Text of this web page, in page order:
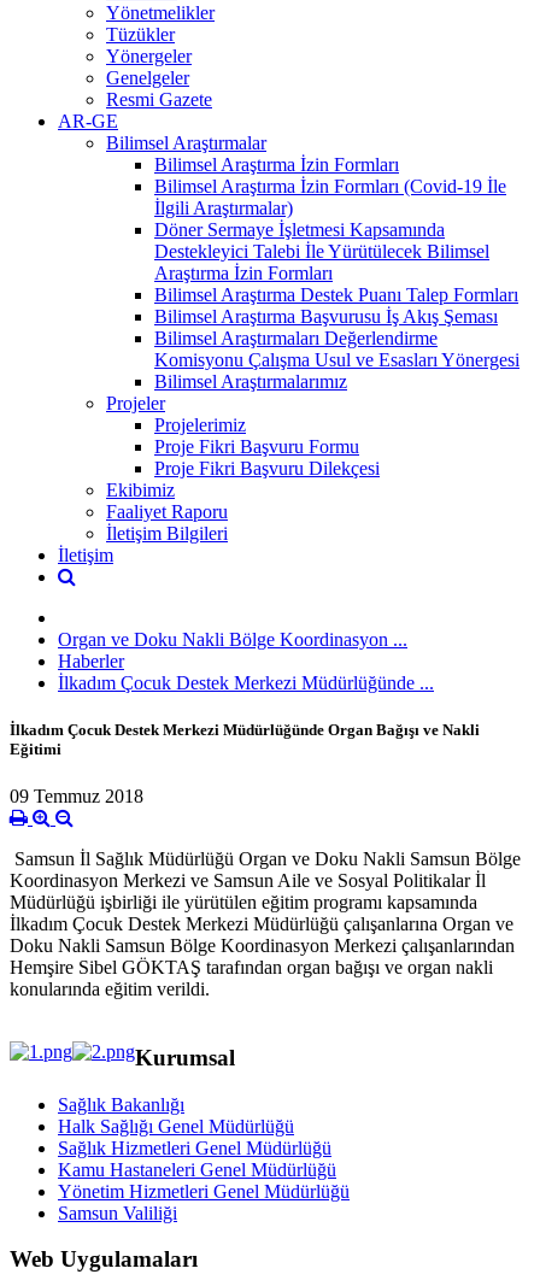
Yönetmelikler
Tüzükler
Yönergeler
Genelgeler
Resmi Gazete
AR-GE
Bilimsel Araştırmalar
Bilimsel Araştırma İzin Formları
Bilimsel Araştırma İzin Formları (Covid-19 İle
İlgili Araştırmalar)
Döner Sermaye İşletmesi Kapsamında
Destekleyici Talebi İle Yürütülecek Bilimsel
Araştırma İzin Formları
Bilimsel Araştırma Destek Puanı Talep Formları
Bilimsel Araştırma Başvurusu İş Akış Şeması
Bilimsel Araştırmaları Değerlendirme
Komisyonu Çalışma Usul ve Esasları Yönergesi
Bilimsel Araştırmalarımız
Projeler
Projelerimiz
Proje Fikri Başvuru Formu
Proje Fikri Başvuru Dilekçesi
Ekibimiz
Faaliyet Raporu
İletişim Bilgileri
İletişim
Organ ve Doku Nakli Bölge Koordinasyon ...
Haberler
İlkadım Çocuk Destek Merkezi Müdürlüğünde ...
İlkadım Çocuk Destek Merkezi Müdürlüğünde Organ Bağışı ve Nakli
Eğitimi
09 Temmuz 2018
Samsun İl Sağlık Müdürlüğü Organ ve Doku Nakli Samsun Bölge
Koordinasyon Merkezi ve Samsun Aile ve Sosyal Politikalar İl
Müdürlüğü işbirliği ile yürütülen eğitim programı kapsamında
İlkadım Çocuk Destek Merkezi Müdürlüğü çalışanlarına Organ ve
Doku Nakli Samsun Bölge Koordinasyon Merkezi çalışanlarından
Hemşire Sibel GÖKTAŞ tarafından organ bağışı ve organ nakli
konularında eğitim verildi.
Kurumsal
Sağlık Bakanlığı
Halk Sağlığı Genel Müdürlüğü
Sağlık Hizmetleri Genel Müdürlüğü
Kamu Hastaneleri Genel Müdürlüğü
Yönetim Hizmetleri Genel Müdürlüğü
Samsun Valiliği
Web Uygulamaları